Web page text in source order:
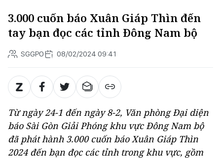
3.000 cuốn báo Xuân Giáp Thìn đến
tay bạn đọc các tỉnh Đông Nam bộ
SGGPO 08/02/2024 09:41
Từ ngày 24-1 đến ngày 8-2, Văn phòng Đại diện
báo Sài Gòn Giải Phóng khu vực Đông Nam bộ
đã phát hành 3.000 cuốn báo Xuân Giáp Thìn
2024 đến bạn đọc các tỉnh trong khu vực, gồm